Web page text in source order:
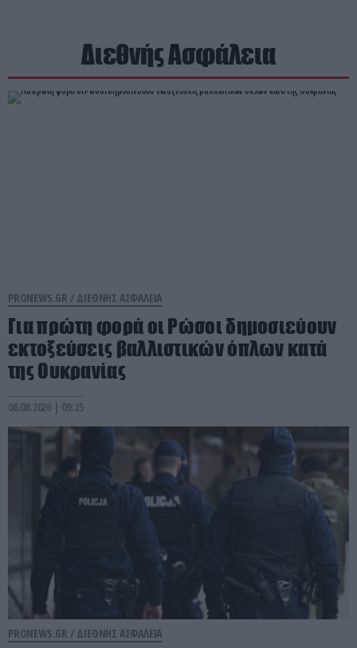
Διεθνής Ασφάλεια
PRONEWS.GR / ΔΙΕΘΝΗΣ ΑΣΦΑΛΕΙΑ
Για πρώτη φορά οι Ρώσοι δημοσιεύουν
εκτοξεύσεις βαλλιστικών όπλων κατά
της Ουκρανίας
06.08.2026 | 09:25
PRONEWS.GR / ΔΙΕΘΝΗΣ ΑΣΦΑΛΕΙΑ